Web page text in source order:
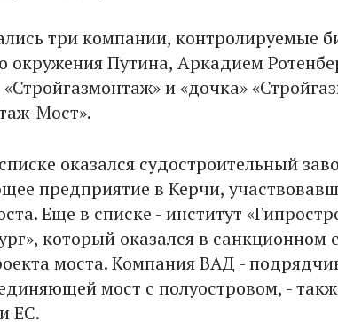
три компании, контролируемые
окружения Путина, Аркадием
и «дочка»
Мост».
оказался судостроительный
предприятие в Керчи,
Еще в списке - институт
который оказался в санкционном
моста. Компания ВАД -
мост с полуостровом, -
ЕС.